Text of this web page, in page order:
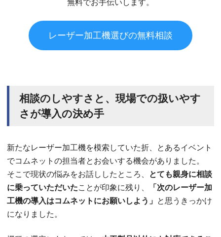
無料でお手伝いします。
レーザー加工機選びの無料相談
相談のしやすさと、現場での扱いやす
さが導入の決め手
新たなレーザー加工機を模索していた折、とあるイベント
でコムネットの担当者とお会いする機会がありました。
そこで現状の悩みをお話ししたところ、
とても親身に相談
に乗っていただいたことが印象に残り、
「次のレーザー加
工機の導入はコムネットにお願いしよう」 と思うきっかけ
になりました。